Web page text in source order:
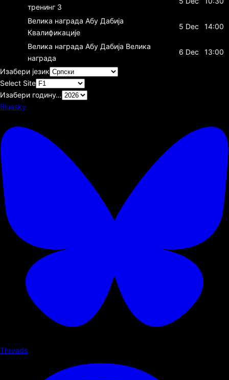
тренинг 3
Велика награда Абу Дабија
Квалификације
5 Dec 14:00
Велика награда Абу Дабија Велика
награда
6 Dec 13:00
Изабери језик
Select Site
Изабери годину…
Bluesky
Threads